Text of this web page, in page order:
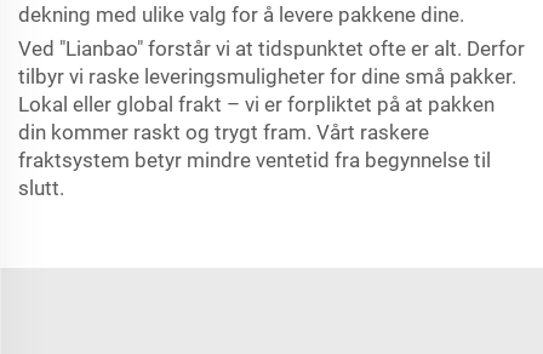
dekning med ulike valg for å levere pakkene dine.
Ved "Lianbao" forstår vi at tidspunktet ofte er alt. Derfor
tilbyr vi raske leveringsmuligheter for dine små pakker.
Lokal eller global frakt – vi er forpliktet på at pakken
din kommer raskt og trygt fram. Vårt raskere
fraktsystem betyr mindre ventetid fra begynnelse til
slutt.